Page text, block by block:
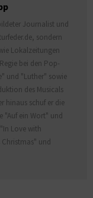
Journalist und
sondern
Lokalzeitungen
bei den Pop-
und "Luther" sowie
des Musicals
hinaus schuf er die
"Auf ein Wort" und
Love with
und